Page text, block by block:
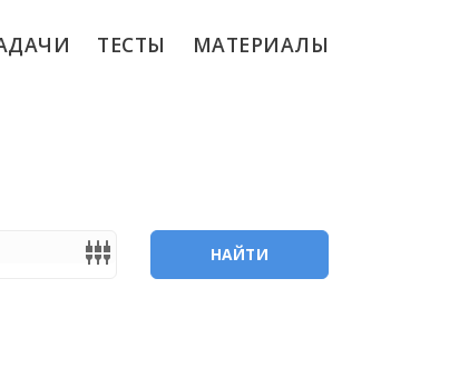
ТЕСТЫ МАТЕРИАЛЫ
settings_input_component НАЙТИ